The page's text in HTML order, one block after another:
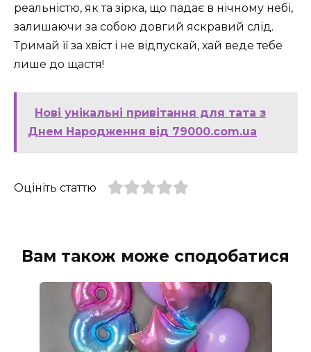
реальністю, як та зірка, що падає в нічному небі,
залишаючи за собою довгий яскравий слід.
Тримай її за хвіст і не відпускай, хай веде тебе
лише до щастя!
Нові унікальні привітання для тата з
Днем Народження від 79000.com.ua
Оцініть статтю
Вам також може сподобатися